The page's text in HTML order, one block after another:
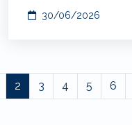
30/06/2026
2 3 4 5 6